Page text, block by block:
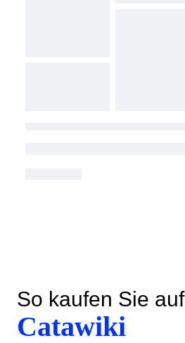
So kaufen Sie auf
Catawiki